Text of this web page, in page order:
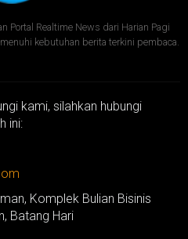
Portal Realtime News dari Harian Pagi
kebutuhan berita terkini pembaca.
kami, silahkan hubungi
ini:
Komplek Bulian Bisinis
Batang Hari